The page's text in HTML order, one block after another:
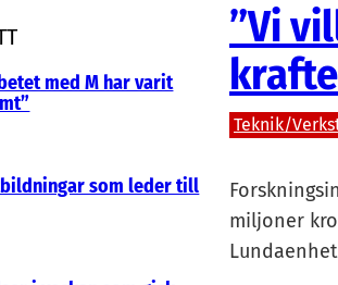
med M har varit
som leder till
”Vi
Teknik/
miljoner